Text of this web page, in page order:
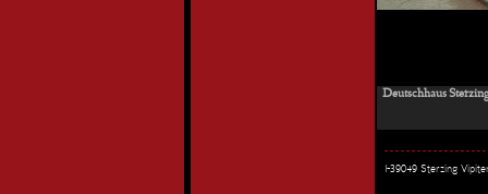
Deutschhaus
I-39049 Sterzing